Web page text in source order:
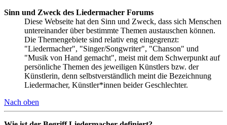
Sinn und Zweck des Liedermacher Forums
Diese Webseite hat den Sinn und Zweck, dass sich Menschen
untereinander über bestimmte Themen austauschen können.
Die Themengebiete sind relativ eng eingegrenzt:
"Liedermacher", "Singer/Songwriter", "Chanson" und
"Musik von Hand gemacht", meist mit dem Schwerpunkt auf
persönliche Themen des jeweiligen Künstlers bzw. der
Künstlerin, denn selbstverständlich meint die Bezeichnung
Liedermacher, Künstler*innen beider Geschlechter.
Nach oben